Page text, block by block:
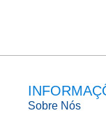
Sobre Nós